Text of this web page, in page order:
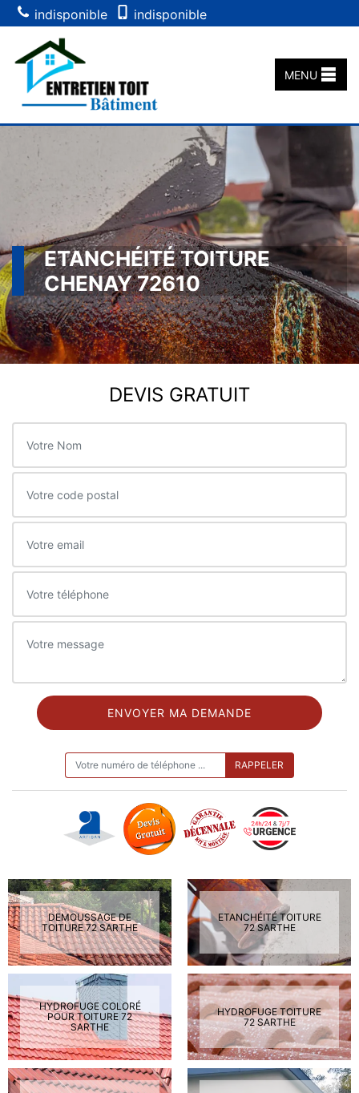
indisponible indisponible
MENU
ETANCHÉITÉ TOITURE
CHENAY 72610
DEVIS GRATUIT
DEMOUSSAGE DE
TOITURE 72 SARTHE
ETANCHÉITÉ TOITURE
72 SARTHE
HYDROFUGE COLORÉ
POUR TOITURE 72
SARTHE
HYDROFUGE TOITURE
72 SARTHE